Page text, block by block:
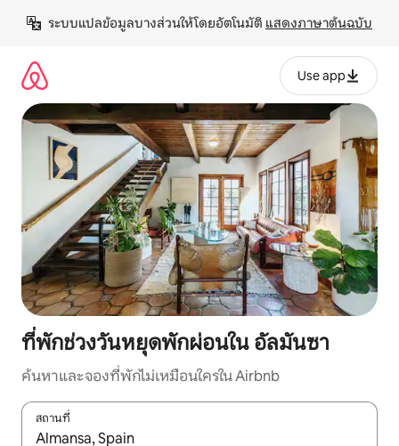
เนื้อหา
ระบบแปลข้อมูลบางส่วนให้โดยอัตโนมัติ แสดงภาษาต้นฉบับ
Use app
ที่พักช่วงวันหยุดพักผ่อนใน อัลมันซา
ค้นหาและจองที่พักไม่เหมือนใครใน Airbnb
สถานที่
ใช้ลูกศรขึ้นลง หรือใช้การสัมผัสหรือปัด เพื่อสำรวจผลการค้นหา